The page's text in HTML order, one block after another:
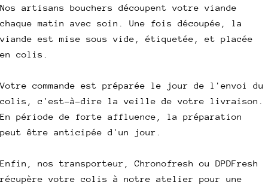
Nos artisans bouchers découpent votre viande
chaque matin avec soin. Une fois découpée, la
viande est mise sous vide, étiquetée, et placée
en colis.
Votre commande est préparée le jour de l'envoi du
colis, c'est-à-dire la veille de votre livraison.
En période de forte affluence, la préparation
peut être anticipée d'un jour.
Enfin, nos transporteur, Chronofresh ou DPDFresh
récupère votre colis à notre atelier pour une